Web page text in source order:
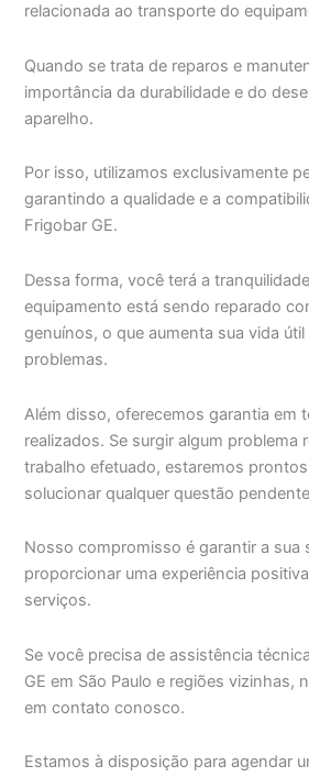
relacionada ao transporte do
Quando se trata de reparos e
importância da durabilidade e do
aparelho.
Por isso, utilizamos exclusivamente
garantindo a qualidade e a
Frigobar GE.
Dessa forma, você terá a
equipamento está sendo reparado
genuínos, o que aumenta sua vida
problemas.
Além disso, oferecemos garantia em
realizados. Se surgir algum problema
trabalho efetuado, estaremos
solucionar qualquer questão
Nosso compromisso é garantir a sua
proporcionar uma experiência
serviços.
Se você precisa de assistência
GE em São Paulo e regiões vizinhas,
em contato conosco.
Estamos à disposição para agendar